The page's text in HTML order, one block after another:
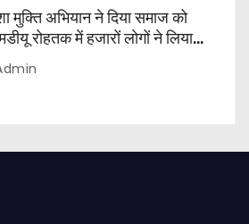
मुक्ति अभियान ने दिया समाज को
रोहतक में हजारों लोगों ने लिया